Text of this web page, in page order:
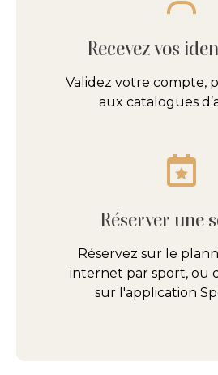
Recevez vos
Validez votre compte,
aux catalogues
Réserver une
Réservez sur le
internet par sport, ou
sur l'application